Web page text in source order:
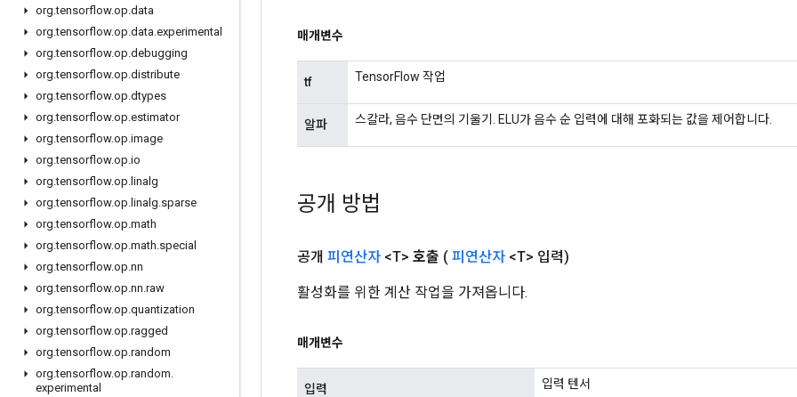
org.tensorflow.op.data
org.tensorflow.op.data.experimental
org.tensorflow.op.debugging
org.tensorflow.op.distribute
org.tensorflow.op.dtypes
org.tensorflow.op.estimator
org.tensorflow.op.image
org.tensorflow.op.io
org.tensorflow.op. linalg
org.tensorflow.op. linalg.sparse
org.tensorflow.op.math
org.tensorflow.op.math.special
org.tensorflow.op.nn
org.tensorflow.op.nn.raw
org.tensorflow.op.quantization
org.tensorflow.op.ragged
org.tensorflow.op.random
org.tensorflow.op.random.
experimental
매개변수
tf TensorFlow 작업
알파 스칼라, 음수 단면의 기울기. ELU가 음수 순 입력에 대해 포화되는 값을 제어합니다.
공개 방법
공개 피연산자 <T> 호출 ( 피연산자 <T> 입력)
활성화를 위한 계산 작업을 가져옵니다.
매개변수
입력 입력 텐서